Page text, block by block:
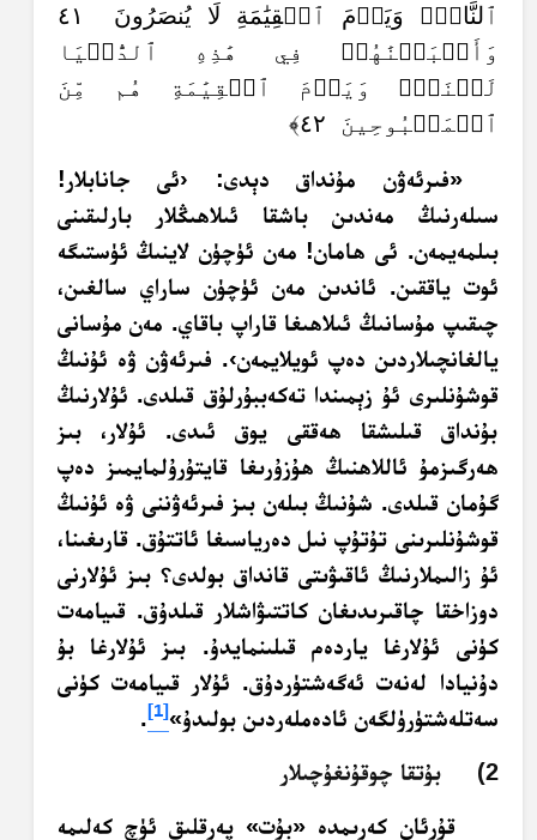
ٱلنَّارِۖ وَيَوۡمَ ٱلۡقِيَٰمَةِ لَا يُنصَرُونَ ٤١
وَأَتۡبَعۡنَٰهُمۡ فِي هَٰذِهِ ٱلدُّنۡيَا
لَعۡنَةٗۖ وَيَوۡمَ ٱلۡقِيَٰمَةِ هُم مِّنَ
ٱلۡمَقۡبُوحِينَ ٤٢﴾
«فىرئەۋن مۇنداق دېدى: ‹ئى جانابلار!
سىلەرنىڭ مەندىن باشقا ئىلاھىڭلار بارلىقىنى
بىلمەيمەن. ئى ھامان! مەن ئۈچۈن لاينىڭ ئۈستىگە
ئوت ياققىن. ئاندىن مەن ئۈچۈن ساراي سالغىن،
چىقىپ مۇسانىڭ ئىلاھىغا قاراپ باقاي. مەن مۇسانى
يالغانچىلاردىن دەپ ئويلايمەن›. فىرئەۋن ۋە ئۇنىڭ
قوشۇنلىرى ئۇ زېمىندا تەكەببۇرلۇق قىلدى. ئۇلارنىڭ
بۇنداق قىلىشقا ھەققى يوق ئىدى. ئۇلار، بىز
ھەرگىزمۇ ئاللاھنىڭ ھۇزۇرىغا قايتۇرۇلمايمىز دەپ
گۇمان قىلدى. شۇنىڭ بىلەن بىز فىرئەۋننى ۋە ئۇنىڭ
قوشۇنلىرىنى تۇتۇپ نىل دەرياسىغا ئاتتۇق. قارىغىنا،
ئۇ زالىملارنىڭ ئاقىۋىتى قانداق بولدى؟ بىز ئۇلارنى
دوزاخقا چاقىرىدىغان كاتتىۋاشلار قىلدۇق. قىيامەت
كۈنى ئۇلارغا ياردەم قىلىنمايدۇ. بىز ئۇلارغا بۇ
دۇنيادا لەنەت ئەگەشتۈردۇق. ئۇلار قىيامەت كۈنى
سەتلەشتۈرۈلگەن ئادەملەردىن بولىدۇ»[1]
.
2) بۇتقا چوقۇنغۇچىلار
قۇرئان كەرىمدە «بۇت» پەرقلىق ئۈچ كەلىمە